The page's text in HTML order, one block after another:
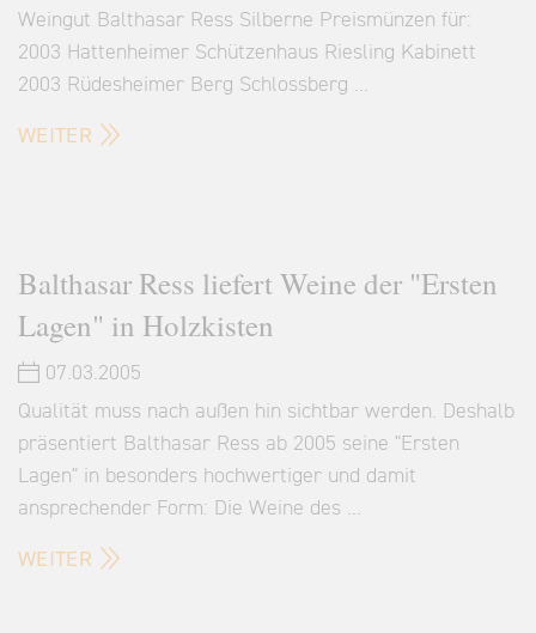
Weingut Balthasar Ress Silberne Preismünzen für:
2003 Hattenheimer Schützenhaus Riesling Kabinett
2003 Rüdesheimer Berg Schlossberg …
WEITER
Balthasar Ress liefert Weine der "Ersten
Lagen" in Holzkisten
07.03.2005
Qualität muss nach außen hin sichtbar werden. Deshalb
präsentiert Balthasar Ress ab 2005 seine "Ersten
Lagen" in besonders hochwertiger und damit
ansprechender Form: Die Weine des …
WEITER